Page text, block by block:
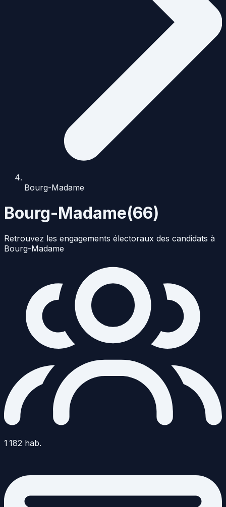
Bourg-Madame
Bourg-Madame(66)
Retrouvez les engagements électoraux des candidats à
Bourg-Madame
1 182 hab.